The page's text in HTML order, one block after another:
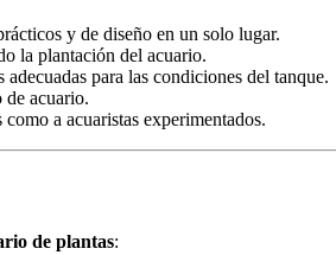
y de diseño en un solo lugar.
la plantación del acuario.
para las condiciones del tanque.
de acuario.
a acuaristas experimentados.
de plantas: